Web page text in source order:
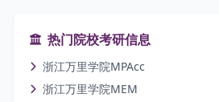
热门院校考研信息
浙江万里学院MPAcc
浙江万里学院MEM